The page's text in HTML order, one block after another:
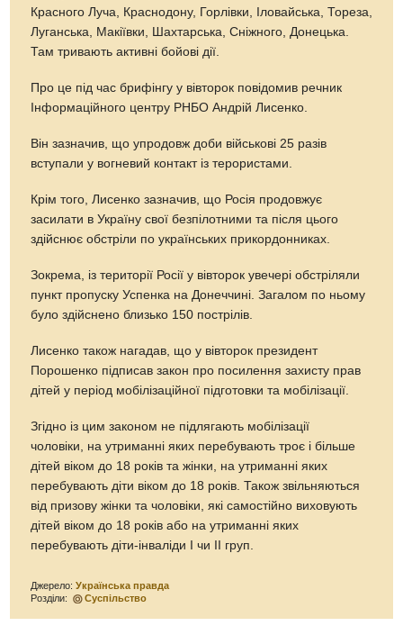
Красного Луча, Краснодону, Горлівки, Іловайська, Тореза,
Луганська, Макіївки, Шахтарська, Сніжного, Донецька.
Там тривають активні бойові дії.
Про це під час брифінгу у вівторок повідомив речник
Інформаційного центру РНБО Андрій Лисенко.
Він зазначив, що упродовж доби військові 25 разів
вступали у вогневий контакт із терористами.
Крім того, Лисенко зазначив, що Росія продовжує
засилати в Україну свої безпілотними та після цього
здійснює обстріли по українських прикордонниках.
Зокрема, із території Росії у вівторок увечері обстріляли
пункт пропуску Успенка на Донеччині. Загалом по ньому
було здійснено близько 150 пострілів.
Лисенко також нагадав, що у вівторок президент
Порошенко підписав закон про посилення захисту прав
дітей у період мобілізаційної підготовки та мобілізації.
Згідно із цим законом не підлягають мобілізації
чоловіки, на утриманні яких перебувають троє і більше
дітей віком до 18 років та жінки, на утриманні яких
перебувають діти віком до 18 років. Також звільняються
від призову жінки та чоловіки, які самостійно виховують
дітей віком до 18 років або на утриманні яких
перебувають діти-інваліди I чи II груп.
Джерело:Українська правда
Розділи:
Суспільство